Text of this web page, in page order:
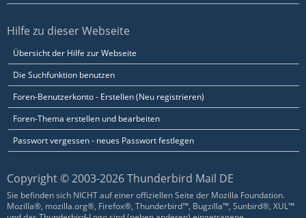
Hilfe zu dieser Webseite
Übersicht der Hilfe zur Webseite
Die Suchfunktion benutzen
Foren-Benutzerkonto - Erstellen (Neu registrieren)
Foren-Thema erstellen und bearbeiten
Passwort vergessen - neues Passwort festlegen
Copyright © 2003-2026 Thunderbird Mail DE
Sie befinden sich NICHT auf einer offiziellen Seite der Mozilla Foundation.
Mozilla®, mozilla.org®, Firefox®, Thunderbird™, Bugzilla™, Sunbird®, XUL™